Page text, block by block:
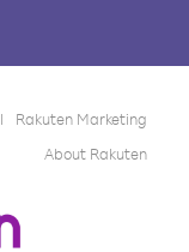
Rakuten Marketing
About Rakuten